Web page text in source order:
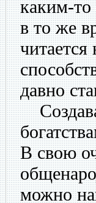
каким-
в то же
давно
В свою
можно